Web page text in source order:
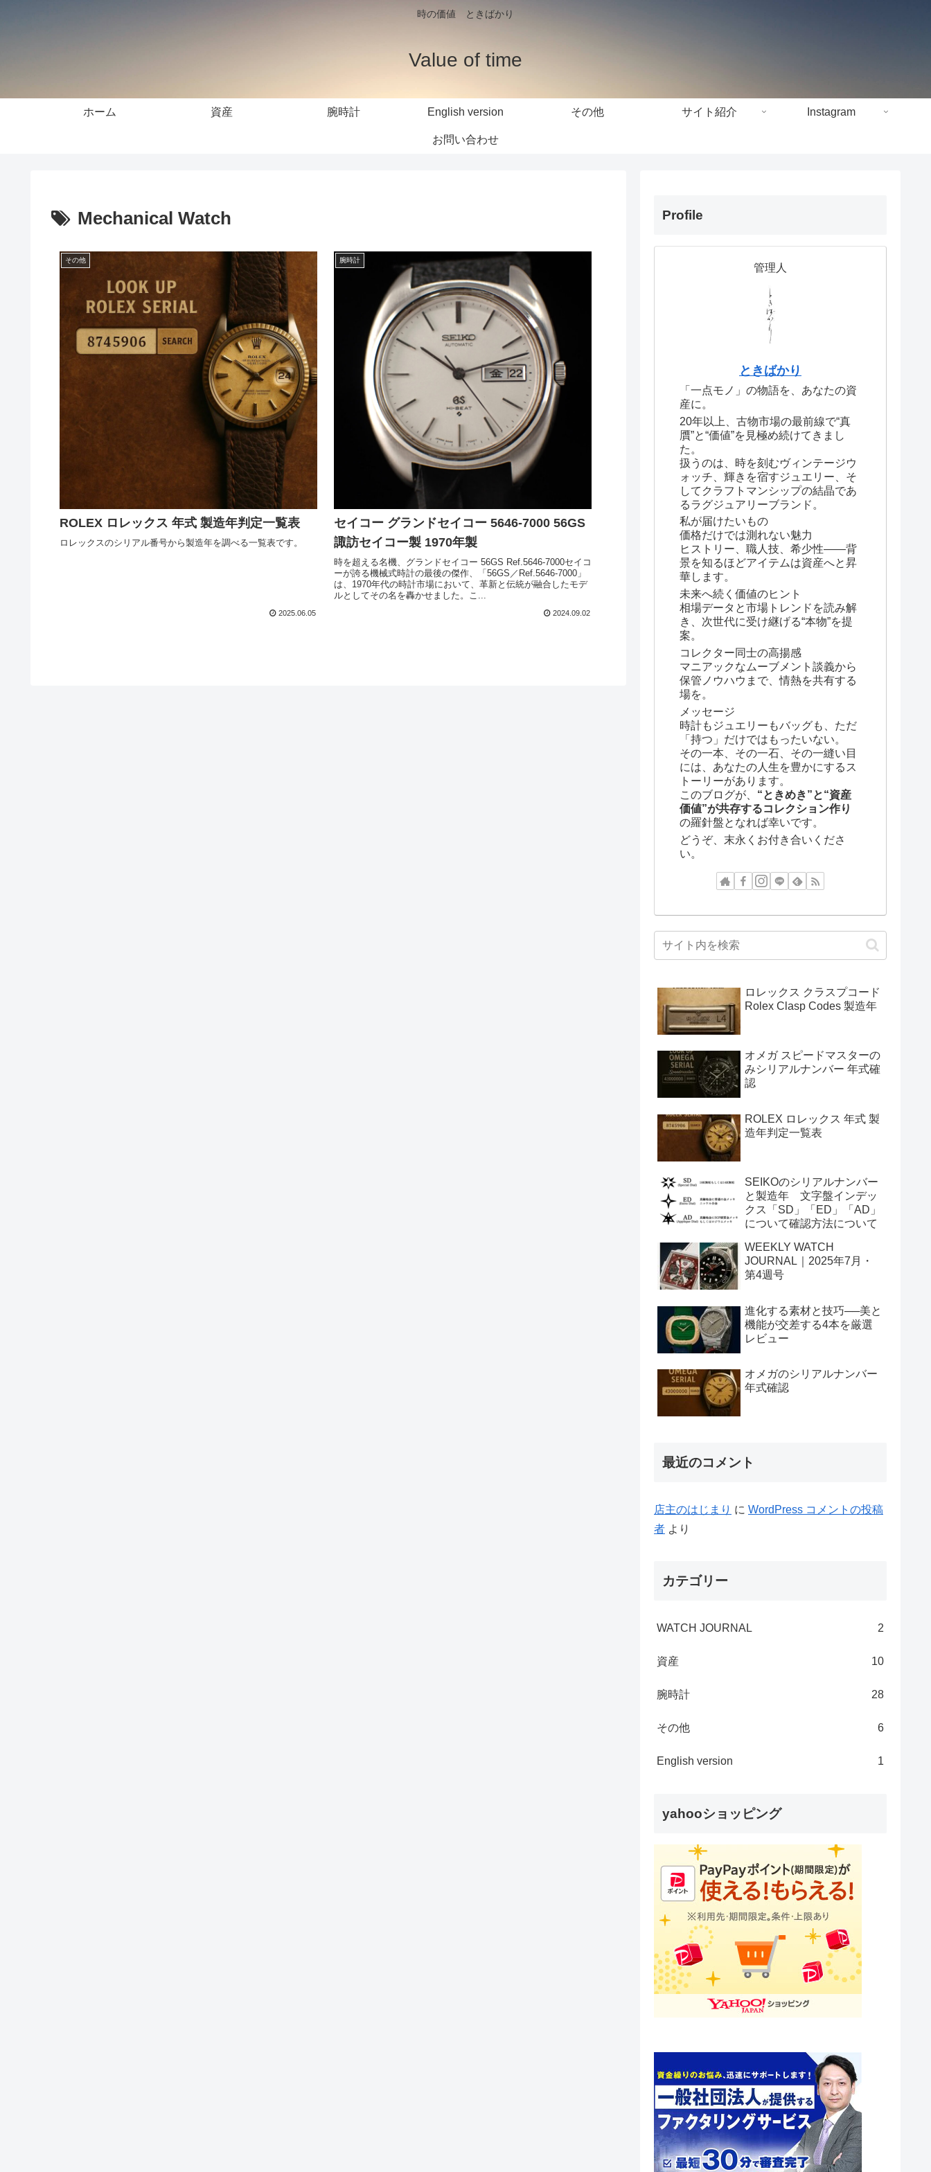
時の価値 ときばかり
Value of time
ホーム 資産 腕時計 English version その他 サイト紹介 Instagram
お問い合わせ
Mechanical Watch
その他
ROLEX ロレックス 年式 製造年判定一覧表
ロレックスのシリアル番号から製造年を調べる一覧表です。
2025.06.05
腕時計
セイコー グランドセイコー 5646-7000 56GS
諏訪セイコー製 1970年製
時を超える名機、グランドセイコー 56GS Ref.5646-7000セイコ
ーが誇る機械式時計の最後の傑作、「56GS／Ref.5646-7000」
は、1970年代の時計市場において、革新と伝統が融合したモデ
ルとしてその名を轟かせました。こ...
2024.09.02
Profile
管理人
ときばかり
「一点モノ」の物語を、あなたの資
産に。
20年以上、古物市場の最前線で“真
贋”と“価値”を見極め続けてきまし
た。
扱うのは、時を刻むヴィンテージウ
ォッチ、輝きを宿すジュエリー、そ
してクラフトマンシップの結晶であ
るラグジュアリーブランド。
私が届けたいもの
価格だけでは測れない魅力
ヒストリー、職人技、希少性――背
景を知るほどアイテムは資産へと昇
華します。
未来へ続く価値のヒント
相場データと市場トレンドを読み解
き、次世代に受け継げる“本物”を提
案。
コレクター同士の高揚感
マニアックなムーブメント談義から
保管ノウハウまで、情熱を共有する
場を。
メッセージ
時計もジュエリーもバッグも、ただ
「持つ」だけではもったいない。
その一本、その一石、その一縫い目
には、あなたの人生を豊かにするス
トーリーがあります。
このブログが、 “ときめき”と“資産
価値”が共存するコレクション作り
の羅針盤となれば幸いです。
どうぞ、末永くお付き合いくださ
い。
ロレックス クラスプコード
Rolex Clasp Codes 製造年
オメガ スピードマスターの
みシリアルナンバー 年式確
認
ROLEX ロレックス 年式 製
造年判定一覧表
SEIKOのシリアルナンバー
と製造年 文字盤インデッ
クス「SD」「ED」「AD」
について確認方法について
WEEKLY WATCH
JOURNAL｜2025年7月・
第4週号
進化する素材と技巧──美と
機能が交差する4本を厳選
レビュー
オメガのシリアルナンバー
年式確認
最近のコメント
店主のはじまり に WordPress コメントの投稿
者 より
カテゴリー
WATCH JOURNAL 2
資産 10
腕時計 28
その他 6
English version 1
yahooショッピング